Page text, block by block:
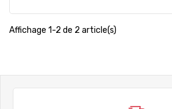
Affichage 1-2 de 2 article(s)